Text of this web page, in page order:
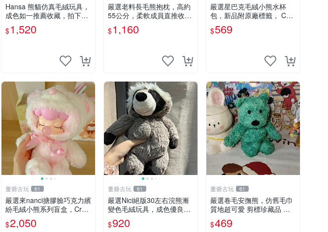
Hansa 熊貓仿真毛絨玩具，
成色如一推薦收藏，拍下無
疑心 熊貓 毛絨玩具 收藏
$1,520
嚴選老料長毛熊抱枕，高約
55公分，柔軟成員直推收藏
長毛熊 柔軟熊抱枕 55公分
$1,160
嚴選星巴克毛絨小熊水杯
包，新品附原廠標籤， CO
NDITION 良好，詳情請參閱
商品圖片。 星巴克 毛絨小
$569
董爺古玩 61
嚴選來nanci搪膠臉巧克力繽
紛毛絨小熊系列盲盒，Crea
my櫻花巧藝盲盒 隱藏款Cre
amy櫻花巧藝 嬰熊盲盒娃娃
$2,050
董爺古玩 61
嚴選Nici絕版30左右浣熊漸
變色毛絨玩具，成色優良伴
隨原廠牌標 浣熊 玩具 毛絨
$920
董爺古玩 61
嚴選卷毛安撫熊，仿舊毛巾
質地超可愛 剪標珍藏品 老
式毛巾質地 安撫熊 款式
$469